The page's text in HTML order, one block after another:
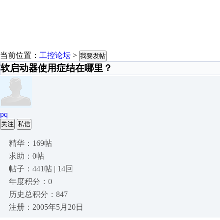
当前位置： 工控论坛 > 我要发帖
软启动器使用症结在哪里？
pq
关注 私信
精华：169帖
求助：0帖
帖子：441帖 | 14回
年度积分：0
历史总积分：847
注册：2005年5月20日